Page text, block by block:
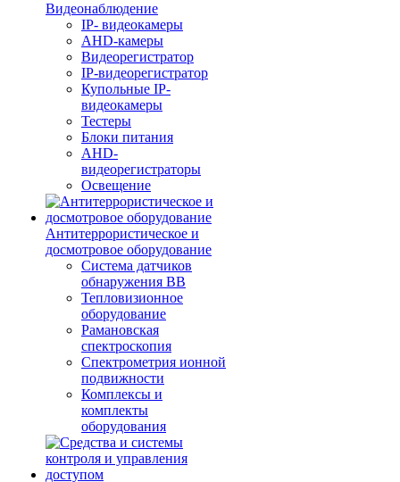
Видеонаблюдение
IP- видеокамеры
AHD-камеры
Видеорегистратор
IP-видеорегистратор
Купольные IP-
видеокамеры
Тестеры
Блоки питания
AHD-
видеорегистраторы
Освещение
Антитеррористическое и
досмотровое оборудование
Cистема датчиков
обнаружения ВВ
Тепловизионное
оборудование
Рамановская
спектроскопия
Спектрометрия ионной
подвижности
Комплексы и
комплекты
оборудования